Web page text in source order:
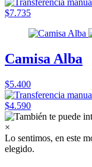
$7.735
Camisa Alba
$5.400
$4.590
×
Lo sentimos, en este
elegido.